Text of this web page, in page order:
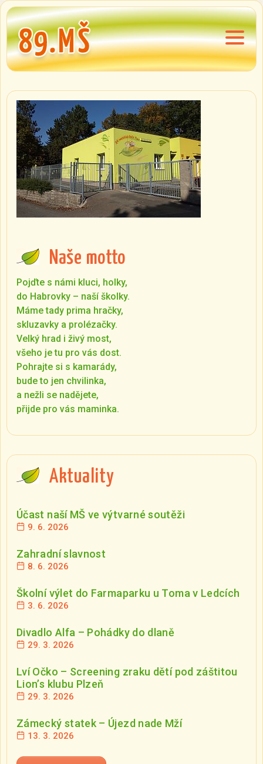
Naše motto
Pojďte s námi kluci, holky,
do Habrovky – naší školky.
Máme tady prima hračky,
skluzavky a prolézačky.
Velký hrad i živý most,
všeho je tu pro vás dost.
Pohrajte si s kamarády,
bude to jen chvilinka,
a nežli se nadějete,
přijde pro vás maminka.
Aktuality
Účast naší MŠ ve výtvarné soutěži
9. 6. 2026
Zahradní slavnost
8. 6. 2026
Školní výlet do Farmaparku u Toma v Ledcích
3. 6. 2026
Divadlo Alfa – Pohádky do dlaně
29. 3. 2026
Lví Očko – Screening zraku dětí pod záštitou
Lion’s klubu Plzeň
29. 3. 2026
Zámecký statek – Újezd nade Mží
13. 3. 2026